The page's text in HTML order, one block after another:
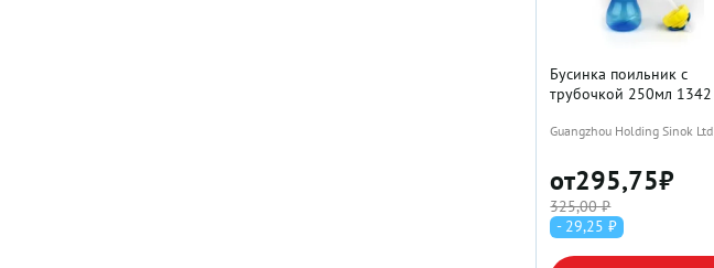
Бусинка поильник с
трубочкой 250мл 1342
Guangzhou Holding Sinok Ltd
от295,75₽
325,00 ₽
- 29,25 ₽